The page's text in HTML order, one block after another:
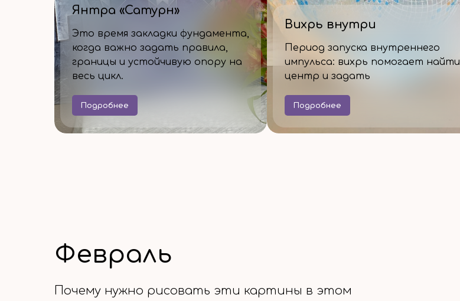
Янтра «Сатурн»
Это время закладки фундамента,
когда важно задать правила,
границы и устойчивую опору на
весь цикл.
Подробнее
Вихрь внутри
Период запуска внутреннего
импульса: вихрь помогает найти
центр и задать
Подробнее
Февраль
Почему нужно рисовать эти картины в этом